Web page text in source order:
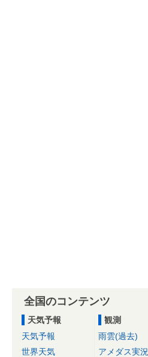
全国のコンテンツ
天気予報
天気予報
世界天気
観測
雨雲(過去)
アメダス実況